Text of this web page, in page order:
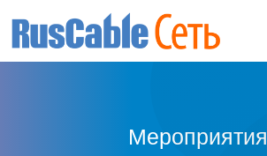
Мероприятия